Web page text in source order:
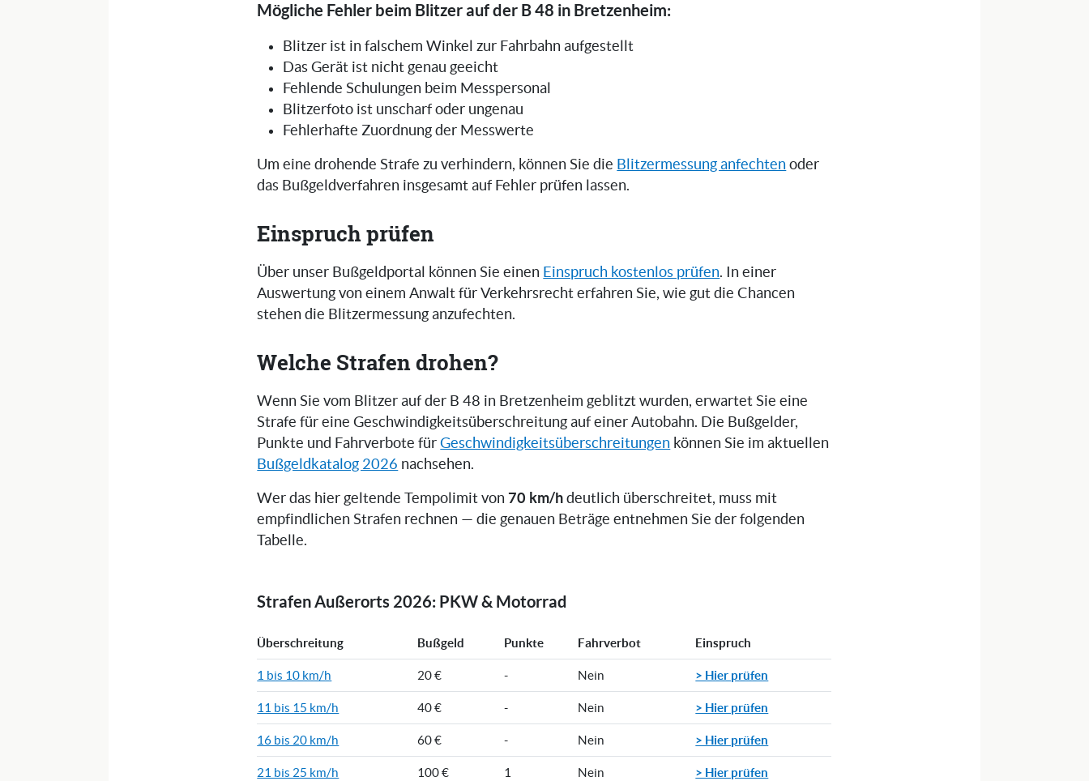
Mögliche Fehler beim Blitzer auf der B 48 in Bretzenheim:
Blitzer ist in falschem Winkel zur Fahrbahn aufgestellt
Das Gerät ist nicht genau geeicht
Fehlende Schulungen beim Messpersonal
Blitzerfoto ist unscharf oder ungenau
Fehlerhafte Zuordnung der Messwerte
Um eine drohende Strafe zu verhindern, können Sie die Blitzermessung anfechten oder
das Bußgeldverfahren insgesamt auf Fehler prüfen lassen.
Einspruch prüfen
Über unser Bußgeldportal können Sie einen Einspruch kostenlos prüfen. In einer
Auswertung von einem Anwalt für Verkehrsrecht erfahren Sie, wie gut die Chancen
stehen die Blitzermessung anzufechten.
Welche Strafen drohen?
Wenn Sie vom Blitzer auf der B 48 in Bretzenheim geblitzt wurden, erwartet Sie eine
Strafe für eine Geschwindigkeitsüberschreitung auf einer Autobahn. Die Bußgelder,
Punkte und Fahrverbote fürGeschwindigkeitsüberschreitungen können Sie im aktuellen
Bußgeldkatalog 2026 nachsehen.
Wer das hier geltende Tempolimit von70 km/h deutlich überschreitet, muss mit
empfindlichen Strafen rechnen — die genauen Beträge entnehmen Sie der folgenden
Tabelle.
Strafen Außerorts 2026: PKW & Motorrad
Überschreitung Bußgeld Punkte Fahrverbot Einspruch
1 bis 10 km/h 20 € - Nein > Hier prüfen
11 bis 15 km/h 40 € - Nein > Hier prüfen
16 bis 20 km/h 60 € - Nein > Hier prüfen
21 bis 25 km/h 100 € 1 Nein > Hier prüfen